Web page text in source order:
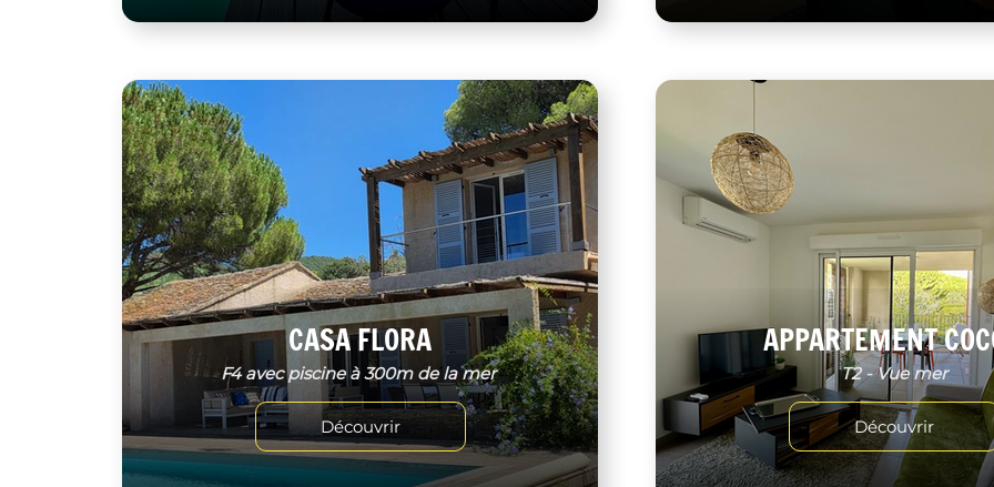
CASA FLORA
F4 avec piscine à 300m de la mer
Découvrir
APPARTEMENT
T2 - Vue mer
Découvrir